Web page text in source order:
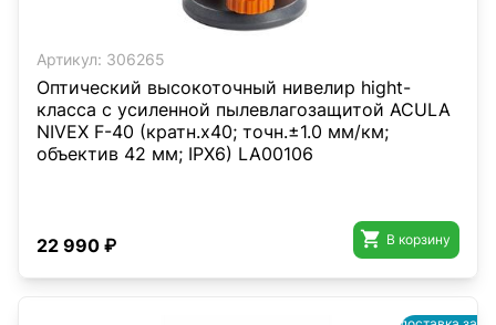
Артикул: 306265
Оптический высокоточный нивелир hight-
класса с усиленной пылевлагозащитой ACULA
NIVEX F-40 (кратн.х40; точн.±1.0 мм/км;
объектив 42 мм; IPX6) LA00106
22 990 ₽  В корзину